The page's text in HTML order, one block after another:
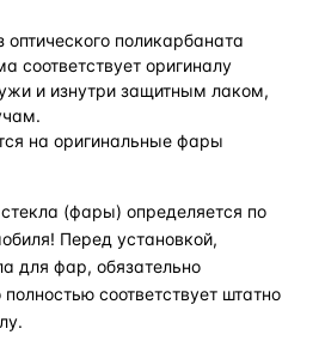
оптического поликарбаната
соответствует оригиналу
и изнутри защитным лаком,
на оригинальные фары
(фары) определяется по
Перед установкой,
для фар, обязательно
полностью соответствует штатно